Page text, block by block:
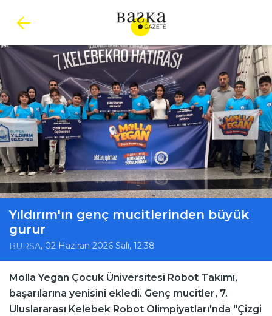
Yıldırım'ın genç mucitlerinden büyük
gurur
BURSA, 02 Haziran 2026 Salı, 12:38
Molla Yegan Çocuk Üniversitesi Robot Takımı,
başarılarına yenisini ekledi. Genç mucitler, 7.
Uluslararası Kelebek Robot Olimpiyatları'nda "Çizgi